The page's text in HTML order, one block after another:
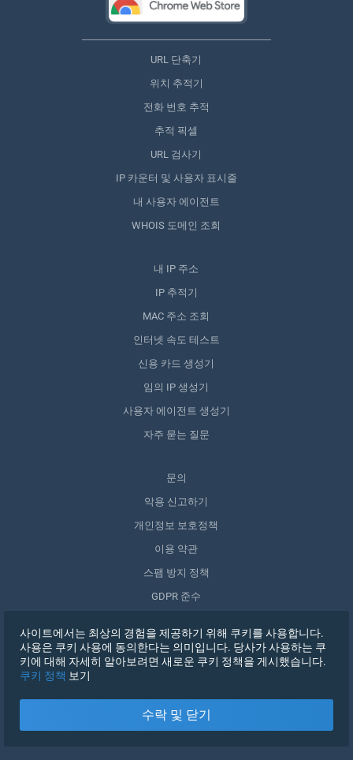
URL 단축기
위치 추적기
전화 번호 추적
추적 픽셀
URL 검사기
IP 카운터 및 사용자 표시줄
내 사용자 에이전트
WHOIS 도메인 조회
내 IP 주소
IP 추적기
MAC 주소 조회
인터넷 속도 테스트
신용 카드 생성기
임의 IP 생성기
사용자 에이전트 생성기
자주 묻는 질문
문의
악용 신고하기
개인정보 보호정책
이용 약관
스팸 방지 정책
GDPR 준수
동의 철회
로그인
사이트에서는 최상의 경험을 제공하기 위해 쿠키를 사용합니다.
사용은 쿠키 사용에 동의한다는 의미입니다. 당사가 사용하는 쿠
키에 대해 자세히 알아보려면 새로운 쿠키 정책을 게시했습니다.
쿠키 정책 보기
수락 및 닫기